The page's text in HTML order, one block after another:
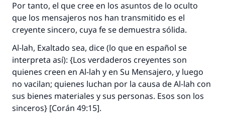
Por tanto, el que cree en los asuntos de lo oculto
que los mensajeros nos han transmitido es el
creyente sincero, cuya fe se demuestra sólida.
Al-lah, Exaltado sea, dice (lo que en español se
interpreta así): {Los verdaderos creyentes son
quienes creen en Al-lah y en Su Mensajero, y luego
no vacilan; quienes luchan por la causa de Al-lah con
sus bienes materiales y sus personas. Esos son los
sinceros} [Corán 49:15].